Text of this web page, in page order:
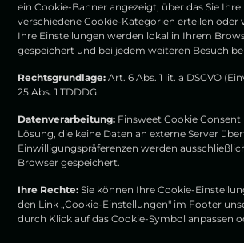
ein Cookie-Banner angezeigt, über das Sie
verschiedene Cookie-Kategorien erteilen oder
Ihre Einstellungen werden lokal in Ihrem
gespeichert und bei jedem weiteren Besuch
Rechtsgrundlage: Art. 6 Abs. 1 lit. a DSGVO
25 Abs. 1 TDDDG.
Datenverarbeitung: Finsweet Cookie
Lösung, die keine Daten an externe Server
Einwilligungspräferenzen werden
Browser gespeichert.
Ihre Rechte: Sie können Ihre Cookie-
den Link „Cookie-Einstellungen" im Footer
durch Klick auf das Cookie-Symbol anpassen